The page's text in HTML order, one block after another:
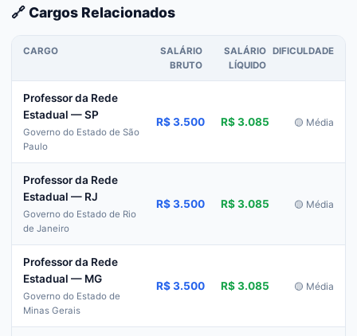
🔗 Cargos Relacionados
CARGO
SALÁRIO
BRUTO
SALÁRIO
LÍQUIDO
DIFICULDADE
Professor da Rede
Estadual — SP
Governo do Estado de São
Paulo
R$ 3.500 R$ 3.085 🟡 Média
Professor da Rede
Estadual — RJ
Governo do Estado de Rio
de Janeiro
R$ 3.500 R$ 3.085 🟡 Média
Professor da Rede
Estadual — MG
Governo do Estado de
Minas Gerais
R$ 3.500 R$ 3.085 🟡 Média